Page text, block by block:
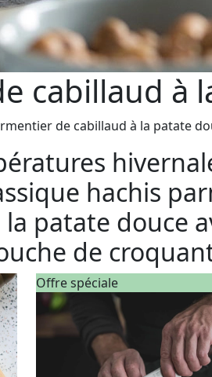
cabillaud à
de cabillaud à la patate
hachis
patate douce
de
Offre spéciale